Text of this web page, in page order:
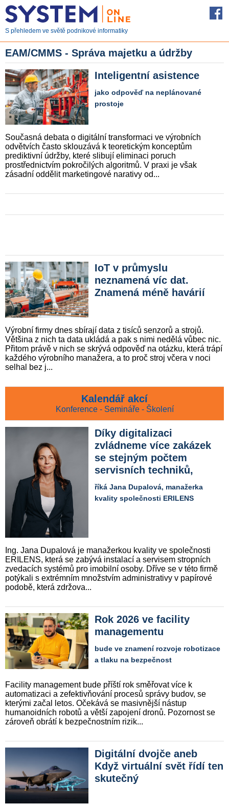
S přehledem ve světě podnikové informatiky
EAM/CMMS - Správa majetku a údržby
Inteligentní asistence
jako odpověď na neplánované
prostoje
Současná debata o digitální transformaci ve výrobních
odvětvích často sklouzává k teoretickým konceptům
prediktivní údržby, které slibují eliminaci poruch
prostřednictvím pokročilých algoritmů. V praxi je však
zásadní oddělit marketingové narativy od...
IoT v průmyslu
neznamená víc dat.
Znamená méně havárií
Výrobní firmy dnes sbírají data z tisíců senzorů a strojů.
Většina z nich ta data ukládá a pak s nimi nedělá vůbec nic.
Přitom právě v nich se skrývá odpověď na otázku, která trápí
každého výrobního manažera, a to proč stroj včera v noci
selhal bez j...
Kalendář akcí
Konference - Semináře - Školení
Díky digitalizaci
zvládneme více zakázek
se stejným počtem
servisních techniků,
říká Jana Dupalová, manažerka
kvality společnosti ERILENS
Ing. Jana Dupalová je manažerkou kvality ve společnosti
ERILENS, která se zabývá instalací a servisem stropních
zvedacích systémů pro imobilní osoby. Dříve se v této firmě
potýkali s extrémním množstvím administrativy v papírové
podobě, která zdržova...
Rok 2026 ve facility
managementu
bude ve znamení rozvoje robotizace
a tlaku na bezpečnost
Facility management bude příští rok směřovat více k
automatizaci a zefektivňování procesů správy budov, se
kterými začal letos. Očekává se masivnější nástup
humanoidních robotů a větší zapojení dronů. Pozornost se
zároveň obrátí k bezpečnostním rizik...
Digitální dvojče aneb
Když virtuální svět řídí ten
skutečný